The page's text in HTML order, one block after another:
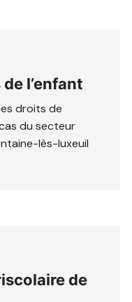
l’enfant
droits de
du secteur
lès-luxeuil
de